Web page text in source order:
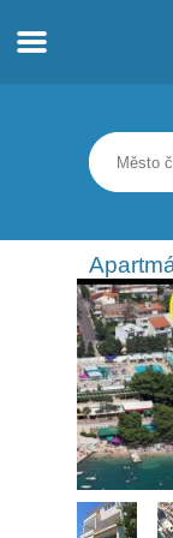
Apartmány
Turistické
Webkamery
Seznamte se s
Muzea